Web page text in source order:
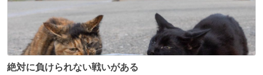
絶対に負けられない戦いがある